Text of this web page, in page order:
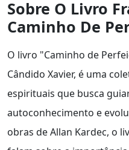
Sobre O Livro
Caminho De
O livro "Caminho de
Cândido Xavier, é uma
espirituais que busca
autoconhecimento e
obras de Allan Kardec, o